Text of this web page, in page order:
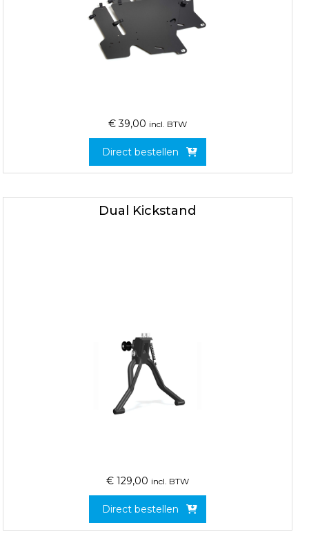
€ 39,00 incl. BTW
Direct bestellen
Dual Kickstand
€ 129,00 incl. BTW
Direct bestellen